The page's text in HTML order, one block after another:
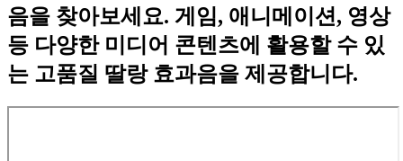
음을 찾아보세요. 게임, 애니메이션, 영상
등 다양한 미디어 콘텐츠에 활용할 수 있
는 고품질 딸랑 효과음을 제공합니다.